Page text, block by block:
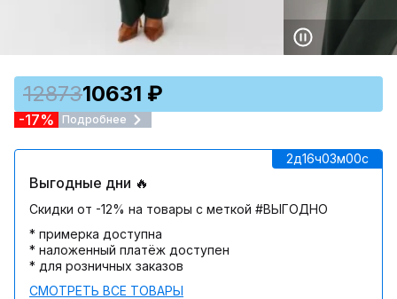
1287310631 ₽
-17% Подробнее
2д16ч03м00c
Выгодные дни 🔥
Скидки от -12% на товары с меткой #ВЫГОДНО
* примерка доступна
* наложенный платёж доступен
* для розничных заказов
СМОТРЕТЬ ВСЕ ТОВАРЫ